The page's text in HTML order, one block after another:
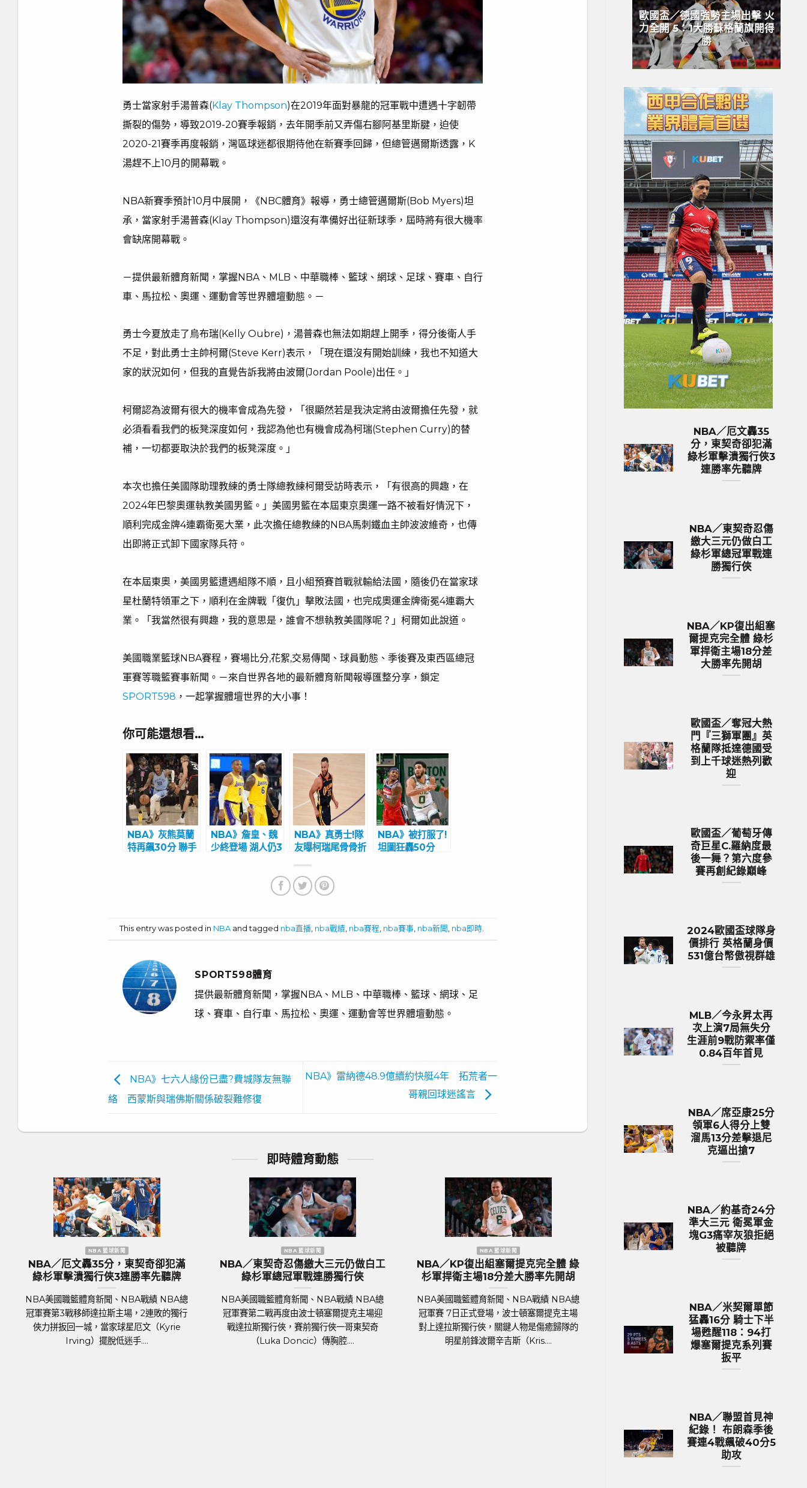
勇士當家射手湯普森(Klay Thompson)在2019年面對暴龍的冠軍戰中遭遇十字韌帶
撕裂的傷勢，導致2019-20賽季報銷，去年開季前又弄傷右腳阿基里斯腱，迫使
2020-21賽季再度報銷，灣區球迷都很期待他在新賽季回歸，但總管邁爾斯透露，K
湯趕不上10月的開幕戰。
NBA新賽季預計10月中展開，《NBC體育》報導，勇士總管邁爾斯(Bob Myers)坦
承，當家射手湯普森(Klay Thompson)還沒有準備好出征新球季，屆時將有很大機率
會缺席開幕戰。
－提供最新體育新聞，掌握NBA、MLB、中華職棒、籃球、網球、足球、賽車、自行
車、馬拉松、奧運、運動會等世界體壇動態。－
勇士今夏放走了烏布瑞(Kelly Oubre)，湯普森也無法如期趕上開季，得分後衛人手
不足，對此勇士主帥柯爾(Steve Kerr)表示，「現在還沒有開始訓練，我也不知道大
家的狀況如何，但我的直覺告訴我將由波爾(Jordan Poole)出任。」
柯爾認為波爾有很大的機率會成為先發，「很顯然若是我決定將由波爾擔任先發，就
必須看看我們的板凳深度如何，我認為他也有機會成為柯瑞(Stephen Curry)的替
補，一切都要取決於我們的板凳深度。」
本次也擔任美國隊助理教練的勇士隊總教練柯爾受訪時表示，「有很高的興趣，在
2024年巴黎奧運執教美國男籃。」美國男籃在本屆東京奧運一路不被看好情況下，
順利完成金牌4連霸衛冕大業，此次擔任總教練的NBA馬刺鐵血主帥波波維奇，也傳
出即將正式卸下國家隊兵符。
在本屆東奧，美國男籃遭遇組隊不順，且小組預賽首戰就輸給法國，隨後仍在當家球
星杜蘭特領軍之下，順利在金牌戰「復仇」擊敗法國，也完成奧運金牌衛冕4連霸大
業。「我當然很有興趣，我的意思是，誰會不想執教美國隊呢？」柯爾如此說道。
美國職業籃球NBA賽程，賽場比分,花絮,交易傳聞、球員動態、季後賽及東西區總冠
軍賽等職籃賽事新聞。－來自世界各地的最新體育新聞報導匯整分享，鎖定
SPORT598 ，一起掌握體壇世界的大小事！
你可能還想看…
NBA》灰熊莫蘭
特再飆30分 聯手
NBA》詹皇、魏
少終登場 湖人仍3
NBA》真勇士!隊
友曝柯瑞尾骨骨折
NBA》被打服了!
坦圖狂轟50分
This entry was posted in NBA and tagged nba直播 nba戰績 nba賽程 nba賽事 nba新聞 nba即時
SPORT598體育
提供最新體育新聞，掌握NBA、MLB、中華職棒、籃球、網球、足
球、賽車、自行車、馬拉松、奧運、運動會等世界體壇動態。
NBA》七六人緣份已盡?費城隊友無聯
絡 西蒙斯與瑞佛斯關係破裂難修復
NBA》雷納德48.9億續約快艇4年 拓荒者一
哥親回球迷謠言
即時體育動態
復出組塞爾提克完全體 綠
衛主場18分差大勝率先開胡
職籃體育新聞、NBA戰績 NBA總
日正式登場，波士頓塞爾提克主場
斯獨行俠，關鍵人物是傷癒歸隊的
星前鋒波爾辛吉斯（Kris....
歐國盃／奪冠大熱門『三獅軍團』英
格蘭隊抵達德國受到上千球迷熱列歡
足球聯賽體育新聞、足球戰績 萬眾矚目的
2024年歐洲國家盃（UEFA Euro 2024）
將於6月14日於德國正式開踢。各國好手摩拳
歐國盃／葡萄牙傳奇巨星C.羅納度最
後一舞？第六度參賽再創紀錄巔峰
足球聯賽體育新聞、足球戰績 2024年歐洲
國家盃即將於6月14日晚上在德國揭幕，39
歲的葡萄牙球星C.羅納度（Cristiano
Ronaldo）將再....
歐洲國家盃 足球新聞
2024歐國盃球隊身價排行 英格蘭身
足球聯賽體育新聞、足球戰績 在今年德國舉
行的歐洲國家盃中，英格蘭以12.9億英鎊
（約531億新台幣）的總身價傲視群雄，成為
身價最高的球隊。根據英國體育....
MLB美國職
加哥隊小
Imanaga），
歐國盃／德國強勢主場出擊 火
力全開 5：1大勝蘇格蘭旗開得
勝
NBA／厄文轟35
分，東契奇卻犯滿
綠杉軍擊潰獨行俠3
連勝率先聽牌
NBA／東契奇忍傷
繳大三元仍做白工
綠杉軍總冠軍戰連
勝獨行俠
NBA／KP復出組塞
爾提克完全體 綠杉
軍捍衛主場18分差
大勝率先開胡
歐國盃／奪冠大熱
門『三獅軍團』英
格蘭隊抵達德國受
到上千球迷熱列歡
迎
歐國盃／葡萄牙傳
奇巨星C.羅納度最
後一舞？第六度參
賽再創紀錄巔峰
2024歐國盃球隊身
價排行 英格蘭身價
531億台幣傲視群雄
MLB／今永昇太再
次上演7局無失分
生涯前9戰防禦率僅
0.84百年首見
NBA／席亞康25分
領軍6人得分上雙
溜馬13分差擊退尼
克逼出搶7
NBA／約基奇24分
準大三元 衛冕軍金
塊G3痛宰灰狼拒絕
被聽牌
NBA／米契爾單節
猛轟16分 騎士下半
場甦醒118：94打
爆塞爾提克系列賽
扳平
NBA／聯盟首見神
紀錄！ 布朗森季後
賽連4戰飆破40分5
助攻